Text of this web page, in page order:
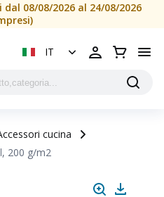
08/08/2026 al 24/08/2026
IT
cucina
200 g/m2